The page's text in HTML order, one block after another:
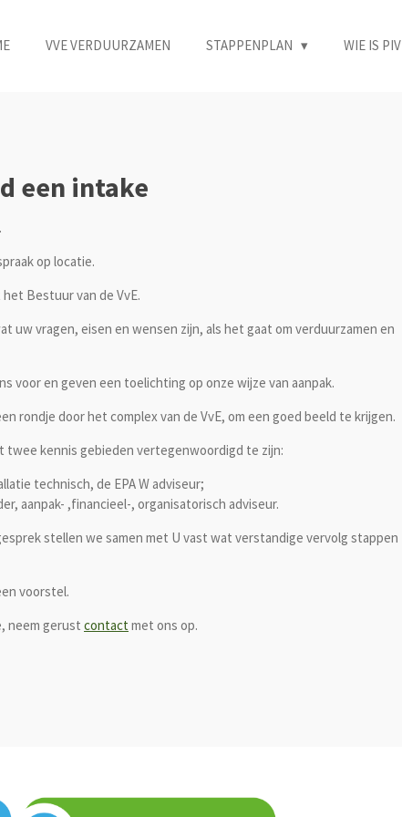
VVE VERDUURZAMEN STAPPENPLAN WIE IS PIV
een intake
op locatie.
Bestuur van de VvE.
uw vragen, eisen en wensen zijn, als het gaat om verduurzamen en
voor en geven een toelichting op onze wijze van aanpak.
rondje door het complex van de VvE, om een goed beeld te krijgen.
twee kennis gebieden vertegenwoordigd te zijn:
technisch, de EPA W adviseur;
aanpak- ,financieel-, organisatorisch adviseur.
stellen we samen met U vast wat verstandige vervolg stappen
voorstel.
neem gerust contact met ons op.